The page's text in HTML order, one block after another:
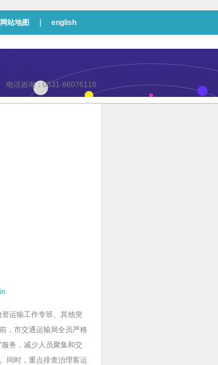
网站地图 english
电话咨询：0531-86076116
运输工作专班、其他突
，市交通运输局全员严格
服务，减少人员聚集和交
同时，重点排查治理客运